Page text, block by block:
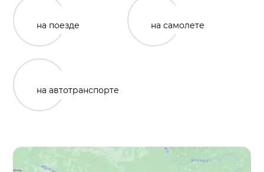
на поезде на самолете
на автотранспорте